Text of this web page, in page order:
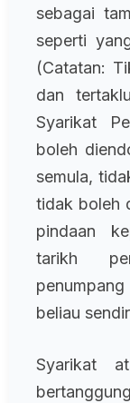
sebagai
seperti
(Catatan:
dan
Syarikat
boleh
semula,
tidak boleh
pindaan
tarikh
beliau
Syarikat